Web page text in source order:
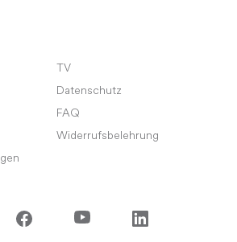
TV
Datenschutz
FAQ
Widerrufsbelehrung